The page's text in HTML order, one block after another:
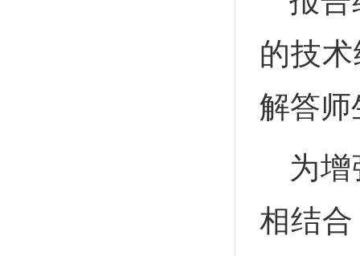
的技
解答师
为
相结